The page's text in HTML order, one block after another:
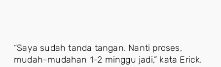
“Saya sudah tanda tangan. Nanti proses,
mudah-mudahan 1-2 minggu jadi,” kata Erick.